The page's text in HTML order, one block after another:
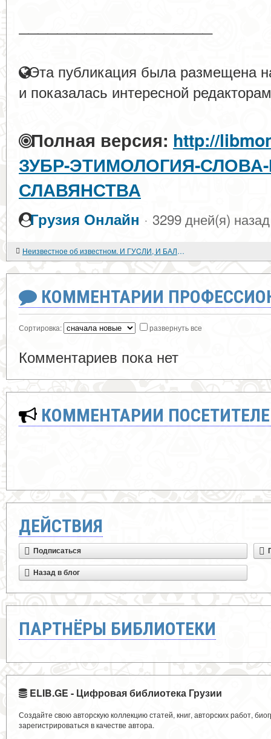
Эта публикация была размещена
и показалась интересной
Полная версия: http://
ЗУБР-ЭТИМОЛОГИЯ-
СЛАВЯНСТВА
Грузия Онлайн · 3299 дней(я) назад
Неизвестное об известном. И ГУCЛИ, И БАЛАЛАЙКИ (1981)
КОММЕНТАРИИ
Сортировка: развернуть все
Комментариев пока нет
КОММЕНТАРИИ
ДЕЙСТВИЯ
Подписаться
Назад в блог
ПАРТНЁРЫ БИБЛИОТЕКИ
ELIB.GE - Цифровая библиотека Грузии
Создайте свою авторскую коллекцию статей, книг, авторских работ,
зарегистрироваться в качестве автора.